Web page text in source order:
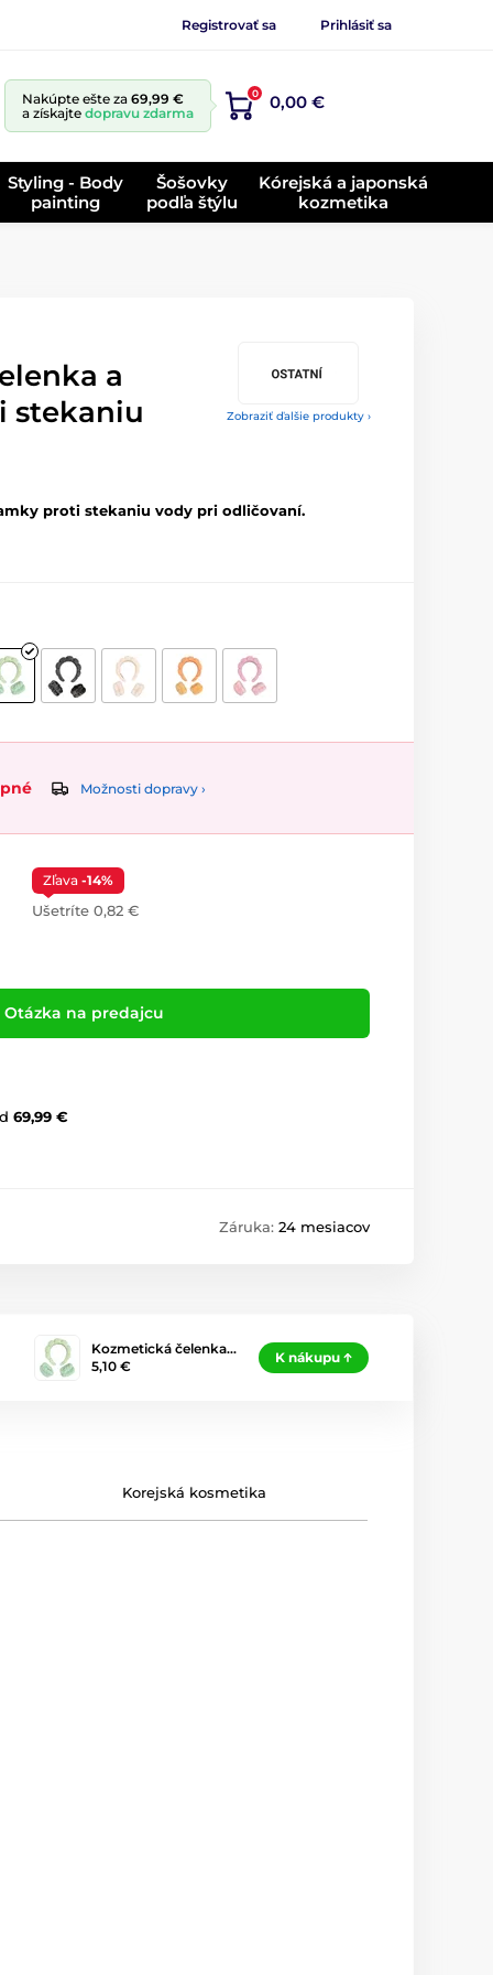
Registrovať sa Prihlásiť sa
Nakúpte ešte za 69,99 €
a získajte dopravu zdarma
0 0,00 €
Styling - Body
painting
Šošovky
podľa štýlu
Kórejská a japonská
kozmetika
Zobraziť ďalšie produkty ›
a
stekaniu
proti stekaniu vody pri odličovaní.
Možnosti dopravy ›
Zľava -14%
Ušetríte 0,82 €
Otázka na predajcu
69,99 €
Záruka: 24 mesiacov
Kozmetická čelenka…
5,10 €
K nákupu
Korejská kosmetika